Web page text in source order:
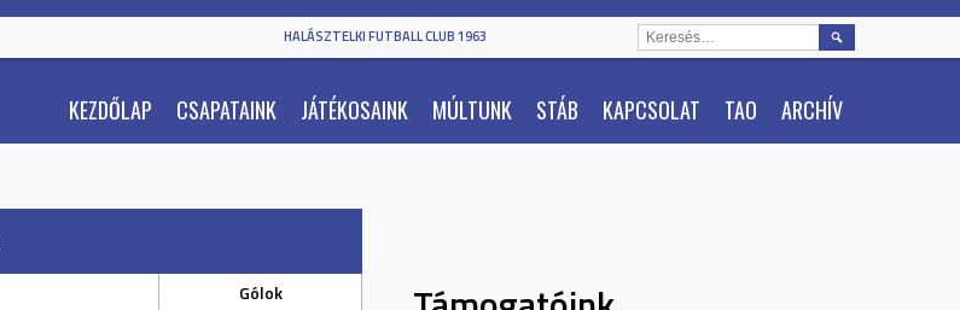
HALÁSZTELKI FUTBALL CLUB 1963
KEZDŐLAP CSAPATAINK JÁTÉKOSAINK MÚLTUNK STÁB KAPCSOLAT TAO ARCHÍV
KERESÉS:
Gólok